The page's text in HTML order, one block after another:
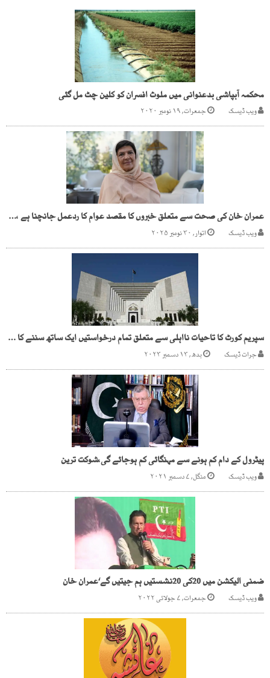
محکمہ آبپاشی بدعنوانی میں ملوث افسران کو کلین چٹ مل گئی
ویب ڈیسک جمعرات, ۱۹ نومبر ۲۰۲۰
عمران خان کی صحت سے متعلق خبروں کا مقصد عوام کا ردعمل جانچنا ہے ،علیمہ خانم
ویب ڈیسک اتوار, ۳۰ نومبر ۲۰۲۵
سپریم کورٹ کا تاحیات نااہلی سے متعلق تمام درخواستیں ایک ساتھ سننے کا فیصلہ
جرات ڈیسک بدھ, ۱۳ دسمبر ۲۰۲۳
پیٹرول کے دام کم ہونے سے مہنگائی کم ہوجائے گی،شوکت ترین
ویب ڈیسک منگل, ۷ دسمبر ۲۰۲۱
ضمنی الیکشن میں 20کی 20نشستیں ہم جیتیں گے‘عمران خان
ویب ڈیسک جمعرات, ۷ جولائی ۲۰۲۲